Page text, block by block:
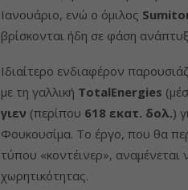
Ιανουάριο, ενώ ο όμιλος
βρίσκονται ήδη σε φάση
Ιδιαίτερο ενδιαφέρον
με τη γαλλική TotalEnergies
γιεν (περίπου 618 εκατ. δολ.)
Φουκουσίμα. Το έργο, που θα
τύπου «κοντέινερ», αναμένεται
χωρητικότητας.